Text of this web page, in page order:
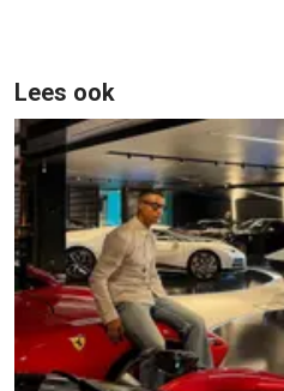
Lees ook